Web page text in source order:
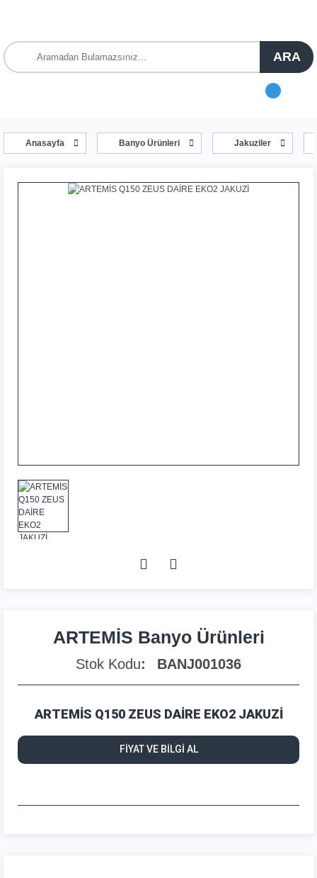
ARA
Anasayfa Banyo Ürünleri Jakuziler
ARTEMİS Banyo Ürünleri
Stok Kodu BANJ001036
ARTEMİS Q150 ZEUS DAİRE EKO2 JAKUZİ
FİYAT VE BİLGİ AL